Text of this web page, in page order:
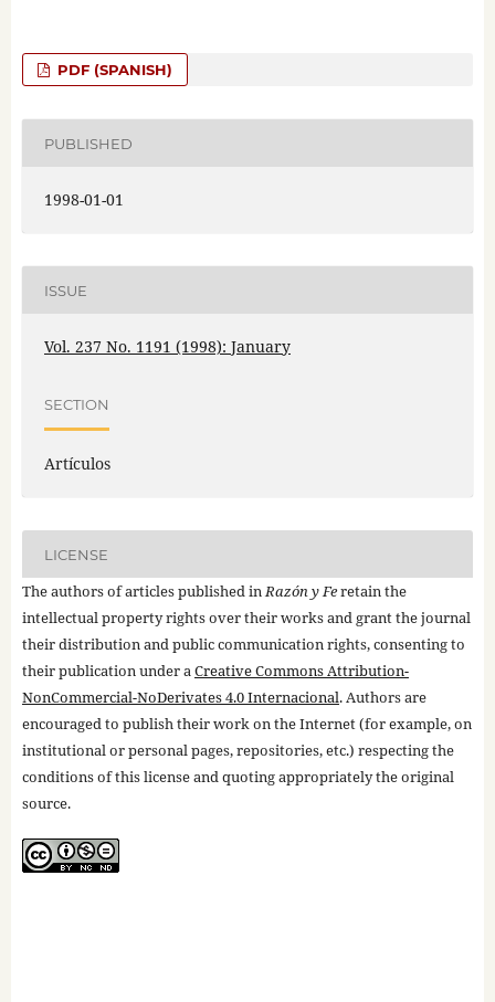
PDF (SPANISH)
PUBLISHED
1998-01-01
ISSUE
Vol. 237 No. 1191 (1998): January
SECTION
Artículos
LICENSE
The authors of articles published inRazón y Feretain the
intellectual property rights over their works and grant the journal
their distribution and public communication rights, consenting to
their publication under aCreative Commons Attribution-
NonCommercial-NoDerivates 4.0 Internacional. Authors are
encouraged to publish their work on the Internet (for example, on
institutional or personal pages, repositories, etc.) respecting the
conditions of this license and quoting appropriately the original
source.